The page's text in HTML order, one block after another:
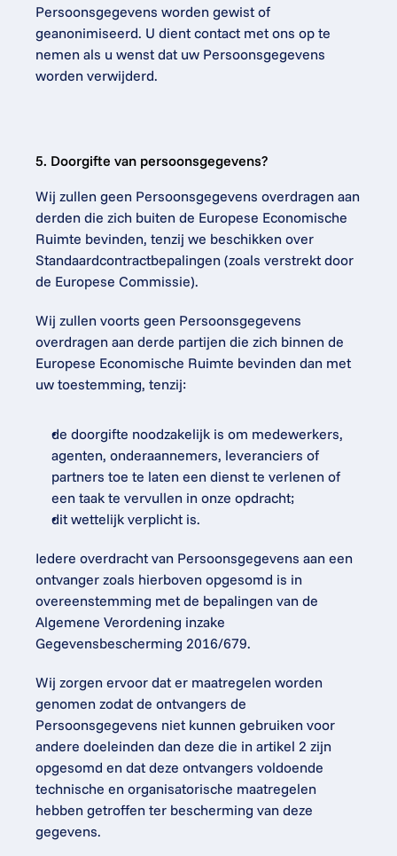
Persoonsgegevens worden gewist of
geanonimiseerd. U dient contact met ons op te
nemen als u wenst dat uw Persoonsgegevens
worden verwijderd.
5. Doorgifte van persoonsgegevens?
Wij zullen geen Persoonsgegevens overdragen aan
derden die zich buiten de Europese Economische
Ruimte bevinden, tenzij we beschikken over
Standaardcontractbepalingen (zoals verstrekt door
de Europese Commissie).
Wij zullen voorts geen Persoonsgegevens
overdragen aan derde partijen die zich binnen de
Europese Economische Ruimte bevinden dan met
uw toestemming, tenzij:
de doorgifte noodzakelijk is om medewerkers,
agenten, onderaannemers, leveranciers of
partners toe te laten een dienst te verlenen of
een taak te vervullen in onze opdracht;
dit wettelijk verplicht is.
Iedere overdracht van Persoonsgegevens aan een
ontvanger zoals hierboven opgesomd is in
overeenstemming met de bepalingen van de
Algemene Verordening inzake
Gegevensbescherming 2016/679.
Wij zorgen ervoor dat er maatregelen worden
genomen zodat de ontvangers de
Persoonsgegevens niet kunnen gebruiken voor
andere doeleinden dan deze die in artikel 2 zijn
opgesomd en dat deze ontvangers voldoende
technische en organisatorische maatregelen
hebben getroffen ter bescherming van deze
gegevens.